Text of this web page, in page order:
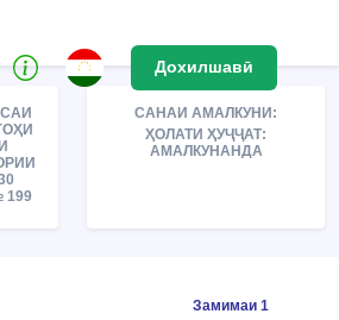
Дохилшавӣ
199
САНАИ АМАЛКУНИ:
ҲОЛАТИ ҲУҶҶАТ:
АМАЛКУНАНДА
Замимаи 1